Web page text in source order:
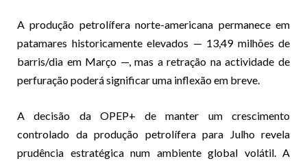
A produção petrolífera norte-americana permanece em
patamares historicamente elevados — 13,49 milhões de
barris/dia em Março —, mas a retração na actividade de
perfuração poderá significar uma inflexão em breve.
A decisão da OPEP+ de manter um crescimento
controlado da produção petrolífera para Julho revela
prudência estratégica num ambiente global volátil. A